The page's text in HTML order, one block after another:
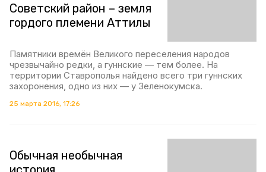
Советский район – земля
гордого племени Аттилы
Памятники времён Великого переселения народов
чрезвычайно редки, а гуннские — тем более. На
территории Ставрополья найдено всего три гуннских
захоронения, одно из них — у Зеленокумска.
25 марта 2016, 17:26
Обычная необычная